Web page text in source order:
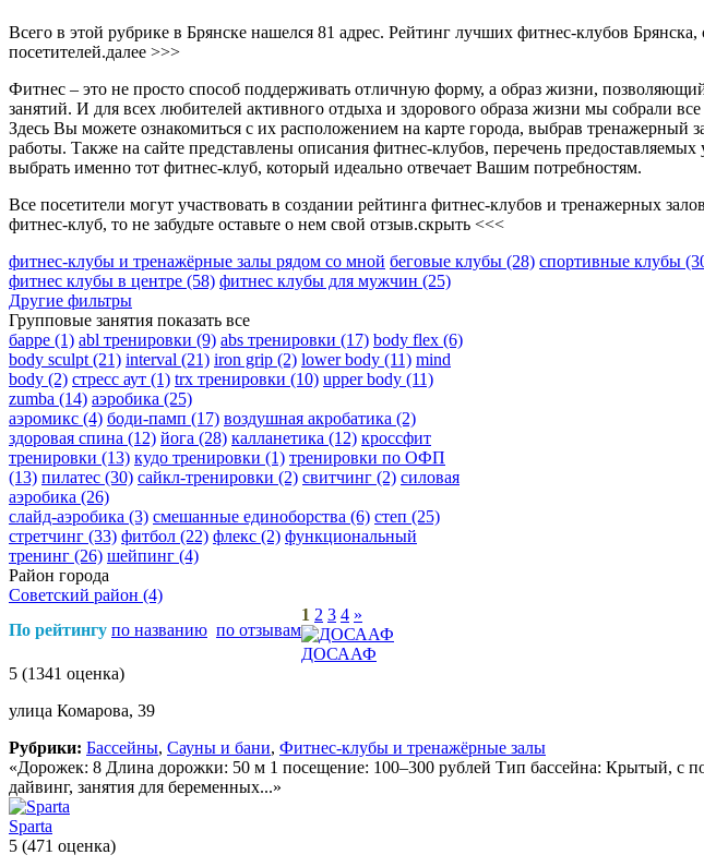
Всего в этой рубрике в Брянске нашелся 81 адрес. Рейтинг лучших фитнес-клубов
посетителей.далее >>>
Фитнес – это не просто способ поддерживать отличную форму, а образ жизни,
занятий. И для всех любителей активного отдыха и здорового образа жизни мы собрали
Здесь Вы можете ознакомиться с их расположением на карте города, выбрав тренажерный
работы. Также на сайте представлены описания фитнес-клубов, перечень
выбрать именно тот фитнес-клуб, который идеально отвечает Вашим потребностям.
Все посетители могут участвовать в создании рейтинга фитнес-клубов и тренажерных
фитнес-клуб, то не забудьте оставьте о нем свой отзыв.скрыть <<<
фитнес-клубы и тренажёрные залы рядом со мной беговые клубы (28) спортивные клубы
фитнес клубы в центре (58) фитнес клубы для мужчин (25)
Другие фильтры
Групповые занятия показать все
барре (1) abl тренировки (9) abs тренировки (17) body flex (6)
body sculpt (21) interval (21) iron grip (2) lower body (11) mind
body (2) стресс аут (1) trx тренировки (10) upper body (11)
zumba (14) аэробика (25)
аэромикс (4) боди-памп (17) воздушная акробатика (2)
здоровая спина (12) йога (28) калланетика (12) кроссфит
тренировки (13) кудо тренировки (1) тренировки по ОФП
(13) пилатес (30) сайкл-тренировки (2) свитчинг (2) силовая
аэробика (26)
слайд-аэробика (3) смешанные единоборства (6) степ (25)
стретчинг (33) фитбол (22) флекс (2) функциональный
тренинг (26) шейпинг (4)
Район города
Советский район (4)
По рейтингу по названию по отзывам
1 2 3 4 »
ДОСААФ
5 (1341 оценка)
улица Комарова, 39
Рубрики: Бассейны, Сауны и бани, Фитнес-клубы и тренажёрные залы
«Дорожек: 8 Длина дорожки: 50 м 1 посещение: 100–300 рублей Тип бассейна: Крытый, с
дайвинг, занятия для беременных...»
Sparta
5 (471 оценка)